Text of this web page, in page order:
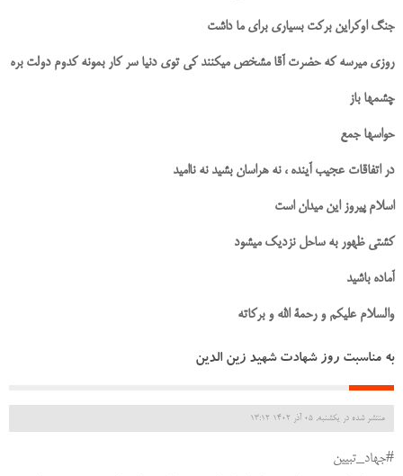
جنگ اوکراین برکت بسیاری برای ما داشت
روزی میرسه که حضرت آقا مشخص میکنند کی توی دنیا سر کار بمونه کدوم دولت بره
چشمها باز
حواسها جمع
در اتفاقات عجیب آینده ، نه هراسان بشید نه ناامید
اسلام پیروز این میدان است
کشتی ظهور به ساحل نزدیک میشود
آماده باشید
والسلام علیکم و رحمة الله و برکاته
به مناسبت روز شهادت شهید زین الدین
منتشر شده در یکشنبه, 05 آذر 1402 13:12
#جهاد_تبیین